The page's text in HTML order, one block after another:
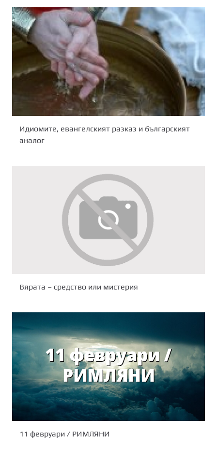
Идиомите, евангелският разказ и българският
аналог
Вярата – средство или мистерия
11 февруари / РИМЛЯНИ